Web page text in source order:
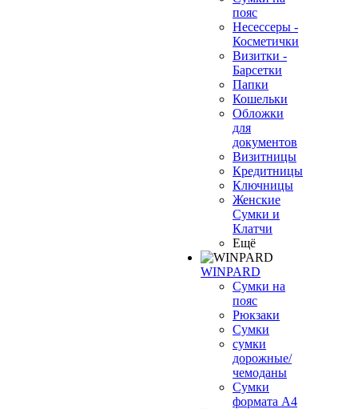
пояс
Несессеры -
Косметички
Визитки -
Барсетки
Папки
Кошельки
Обложки
для
документов
Визитницы
Кредитницы
Ключницы
Женские
Сумки и
Клатчи
Ещё
WINPARD
Сумки на
пояс
Рюкзаки
Сумки
сумки
дорожные/
чемоданы
Сумки
формата А4